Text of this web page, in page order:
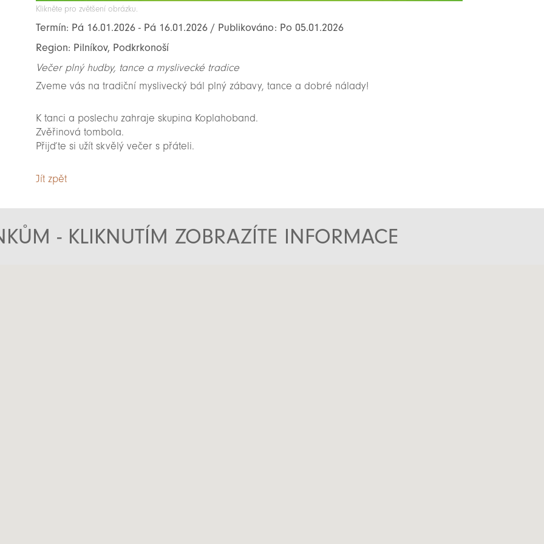
Klikněte pro zvětšení obrázku.
Termín: Pá 16.01.2026 - Pá 16.01.2026 / Publikováno: Po 05.01.2026
Region: Pilníkov, Podkrkonoší
Večer plný hudby, tance a myslivecké tradice
Zveme vás na tradiční myslivecký bál plný zábavy, tance a dobré nálady!
K tanci a poslechu zahraje skupina Koplahoband.
Zvěřinová tombola.
Přijďte si užít skvělý večer s přáteli.
Jít zpět
- KLIKNUTÍM ZOBRAZÍTE INFORMACE